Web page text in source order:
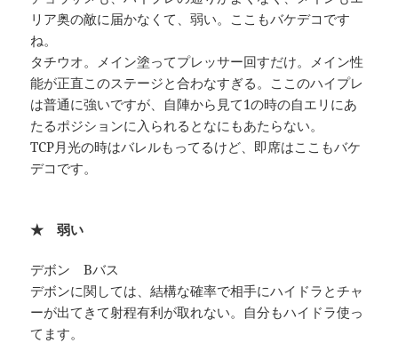
リア奥の敵に届かなくて、弱い。ここもバケデコです
ね。
タチウオ。メイン塗ってプレッサー回すだけ。メイン性
能が正直このステージと合わなすぎる。ここのハイプレ
は普通に強いですが、自陣から見て1の時の自エリにあ
たるポジションに入られるとなにもあたらない。
TCP月光の時はバレルもってるけど、即席はここもバケ
デコです。
★ 弱い
デボン Bバス
デボンに関しては、結構な確率で相手にハイドラとチャ
ーが出てきて射程有利が取れない。自分もハイドラ使っ
てます。